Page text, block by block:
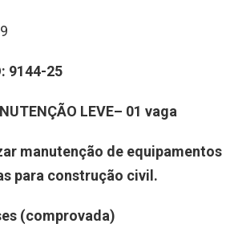
9144-25
LEVE– 01 vaga
manutenção de equipamentos
para construção civil.
(comprovada)